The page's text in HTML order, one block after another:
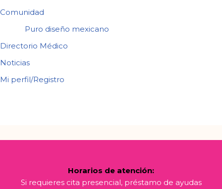
Comunidad
Puro diseño mexicano
Directorio Médico
Noticias
Mi perfil/Registro
Horarios de atención:
Si requieres cita presencial, préstamo de ayudas